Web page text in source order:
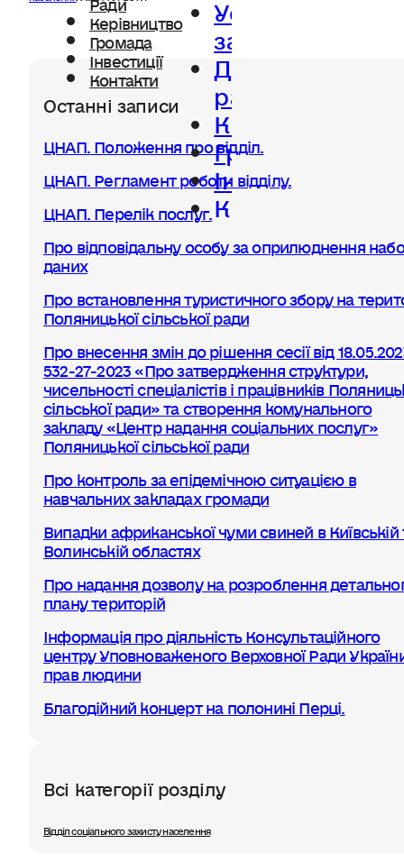
Керівництво
Громада
Інвестиції
Контакти
записи
Діяльність
ради
Керівництво
Громада
Інвестиції
Контакти
Останні записи
ЦНАП. Положення про відділ.
ЦНАП. Регламент роботи відділу.
ЦНАП. Перелік послуг.
Про відповідальну особу за оприлюднення
даних
Про встановлення туристичного збору на
Поляницької сільської ради
Про внесення змін до рішення сесії від
532-27-2023 «Про затвердження структури,
чисельності спеціалістів і працівників
сільської ради» та створення комунального
закладу «Центр надання соціальних послуг»
Поляницької сільської ради
Про контроль за епідемічною ситуацією в
навчальних закладах громади
Випадки африканської чуми свиней в Київській
Волинській областях
Про надання дозволу на розроблення
плану територій
Інформація про діяльність Консультаційного
центру Уповноваженого Верховної Ради
прав людини
Благодійний концерт на полонині Перці.
Всі категорії розділу
Відділ соціального захисту населення